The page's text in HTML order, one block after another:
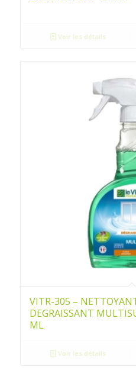
Voir les détails
VITR-305 –
DEGRAISSANT
ML
Voir les détails